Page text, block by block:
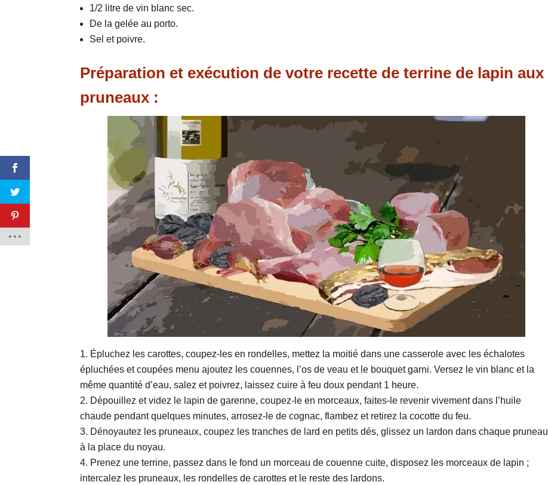
1/2 litre de vin blanc sec.
De la gelée au porto.
Sel et poivre.
Préparation et exécution de votre recette de terrine de lapin aux
pruneaux :
Épluchez les carottes, coupez-les en rondelles, mettez la moitié dans une casserole avec les échalotes
épluchées et coupées menu ajoutez les couennes, l’os de veau et le bouquet garni. Versez le vin blanc et la
même quantité d’eau, salez et poivrez, laissez cuire à feu doux pendant 1 heure.
Dépouillez et videz le lapin de garenne, coupez-le en morceaux, faites-le revenir vivement dans l’huile
chaude pendant quelques minutes, arrosez-le de cognac, flambez et retirez la cocotte du feu.
Dénoyautez les pruneaux, coupez les tranches de lard en petits dés, glissez un lardon dans chaque pruneau
à la place du noyau.
Prenez une terrine, passez dans le fond un morceau de couenne cuite, disposez les morceaux de lapin ;
intercalez les pruneaux, les rondelles de carottes et le reste des lardons.